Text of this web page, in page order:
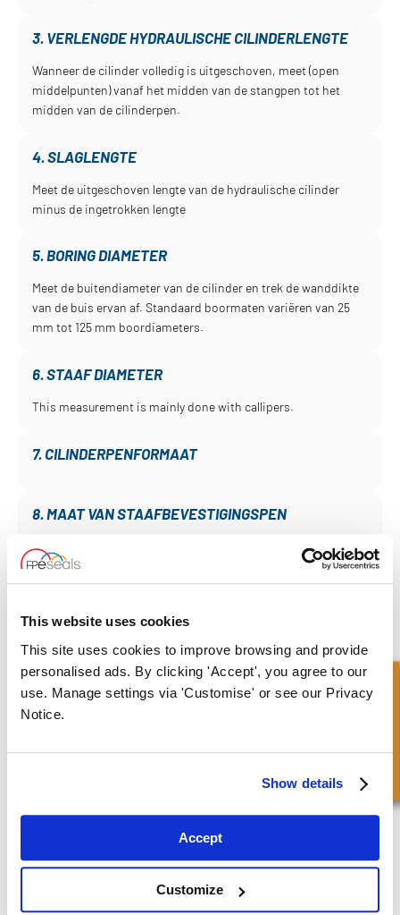
This website uses cookies
This site uses cookies to improve browsing and provide
personalised ads. By clicking 'Accept', you agree to our
use. Manage settings via 'Customise' or see our Privacy
Notice.
Show details
Accept
Customize
3. VERLENGDE HYDRAULISCHE CILINDERLENGTE
Wanneer de cilinder volledig is uitgeschoven, meet (open
middelpunten) vanaf het midden van de stangpen tot het
midden van de cilinderpen.
4. SLAGLENGTE
Meet de uitgeschoven lengte van de hydraulische cilinder
minus de ingetrokken lengte
5. BORING DIAMETER
Meet de buitendiameter van de cilinder en trek de wanddikte
van de buis ervan af. Standaard boormaten variëren van 25
mm tot 125 mm boordiameters.
6. STAAF DIAMETER
This measurement is mainly done with callipers.
7. CILINDERPENFORMAAT
8. MAAT VAN STAAFBEVESTIGINGSPEN
9. AFMETINGEN BASIS EN STAAFBEVESTIGING
What to read next...
Hoe: Hydraulische en pneumatische afdichtingen
Snel onderzoek